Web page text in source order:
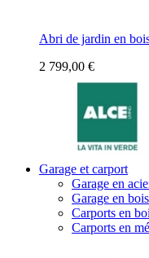
Abri de jardin en
2 799,00 €
Garage et carport
Garage en
Garage en bois
Carports en
Carports en